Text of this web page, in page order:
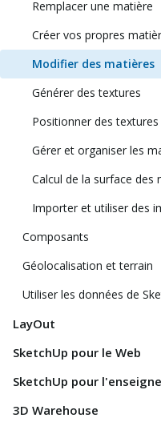
Remplacer une matière
Créer vos propres
Modifier des matières
Générer des textures
Positionner des textures
Gérer et organiser les
Calcul de la surface des
Importer et utiliser des
Composants
Géolocalisation et terrain
LayOut
SketchUp pour le Web
SketchUp pour
3D Warehouse